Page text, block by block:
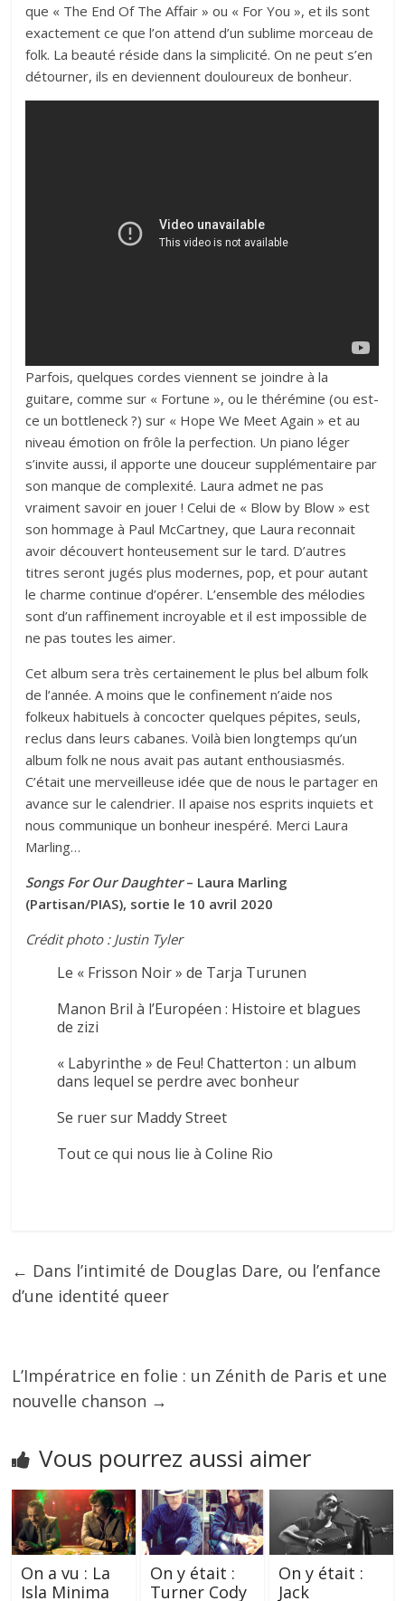
que « The End Of The Affair » ou « For You », et ils sont
exactement ce que l’on attend d’un sublime morceau de
folk. La beauté réside dans la simplicité. On ne peut s’en
détourner, ils en deviennent douloureux de bonheur.
Parfois, quelques cordes viennent se joindre à la
guitare, comme sur « Fortune », ou le thérémine (ou est-
ce un bottleneck ?) sur « Hope We Meet Again » et au
niveau émotion on frôle la perfection. Un piano léger
s’invite aussi, il apporte une douceur supplémentaire par
son manque de complexité. Laura admet ne pas
vraiment savoir en jouer ! Celui de « Blow by Blow » est
son hommage à Paul McCartney, que Laura reconnait
avoir découvert honteusement sur le tard. D’autres
titres seront jugés plus modernes, pop, et pour autant
le charme continue d’opérer. L’ensemble des mélodies
sont d’un raffinement incroyable et il est impossible de
ne pas toutes les aimer.
Cet album sera très certainement le plus bel album folk
de l’année. A moins que le confinement n’aide nos
folkeux habituels à concocter quelques pépites, seuls,
reclus dans leurs cabanes. Voilà bien longtemps qu’un
album folk ne nous avait pas autant enthousiasmés.
C’était une merveilleuse idée que de nous le partager en
avance sur le calendrier. Il apaise nos esprits inquiets et
nous communique un bonheur inespéré. Merci Laura
Marling…
Songs For Our Daughter– Laura Marling
(Partisan/PIAS), sortie le 10 avril 2020
Crédit photo : Justin Tyler
Le « Frisson Noir » de Tarja Turunen
Manon Bril à l’Européen : Histoire et blagues
de zizi
« Labyrinthe » de Feu! Chatterton : un album
dans lequel se perdre avec bonheur
Se ruer sur Maddy Street
Tout ce qui nous lie à Coline Rio
← Dans l’intimité de Douglas Dare, ou l’enfance
d’une identité queer
L’Impératrice en folie : un Zénith de Paris et une
nouvelle chanson →
Vous pourrez aussi aimer
On a vu : La
Isla Minima
On y était :
Turner Cody
On y était :
Jack